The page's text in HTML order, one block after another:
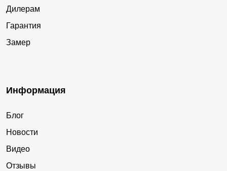
Дилерам
Гарантия
Замер
Информация
Блог
Новости
Видео
Отзывы